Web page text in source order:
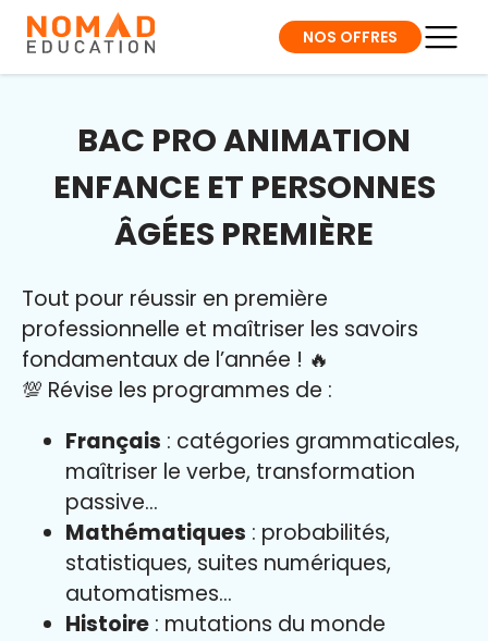
NOS OFFRES
BAC PRO ANIMATION
ENFANCE ET PERSONNES
ÂGÉES PREMIÈRE
Tout pour réussir en première
professionnelle et maîtriser les savoirs
fondamentaux de l’année ! 🔥
💯 Révise les programmes de :
Français : catégories grammaticales,
maîtriser le verbe, transformation
passive…
Mathématiques : probabilités,
statistiques, suites numériques,
automatismes…
Histoire : mutations du monde